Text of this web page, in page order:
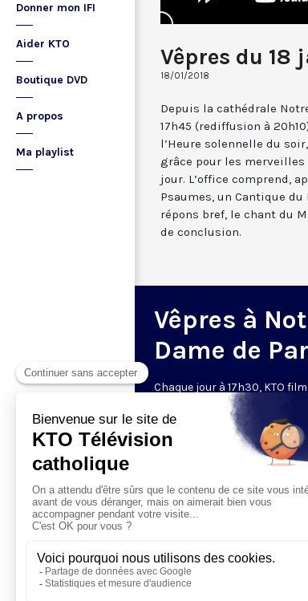
Donner mon IFI
Aider KTO
Boutique DVD
A propos
Ma playlist
Vêpres du 18
18/01/2018
Depuis la cathédrale
17h45 (rediffusion à
l’Heure solennelle du
grâce pour les
jour. L’office comprend,
Psaumes, un Cantique
répons bref, le chant du
de conclusion.
Vêpres à
Dame de
Chaque jour à 17h30, KTO
les Vêpres depuis Notre-
rouverte. Les Vêpres font
de l’Office divin, c’est la
soir. L’office de Vêpres
l’introduction, une hymne,
Cantique du Nouveau
brève, le chant d’actions de
Magnificat, les prières
brève oraison. Les textes des
messe sont presque toujours
qu’indiquent le site